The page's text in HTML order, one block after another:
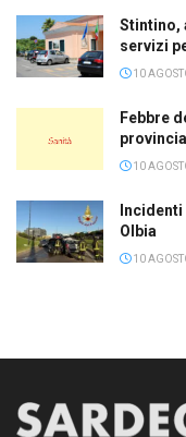
Stintino,
servizi
10
Febbre
10
Incidenti
Olbia
10